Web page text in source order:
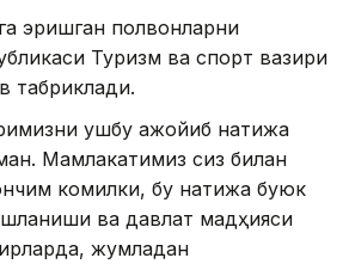
эришган полвонларни
Туризм ва спорт вазири
табриклади.
ушбу ажойиб натижа
Мамлакатимиз сиз билан
комилки, бу натижа буюк
ва давлат мадҳияси
жумладан